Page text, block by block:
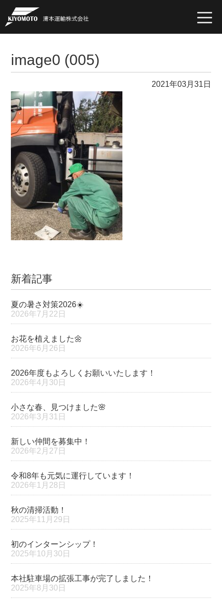
image0 (005)
2021年03月31日
新着記事
夏の暑さ対策2026☀️
2026年7月22日
お花を植えました🌼
2026年6月26日
2026年度もよろしくお願いいたします！
2026年4月30日
小さな春、見つけました🌸
2026年3月31日
新しい仲間を募集中！
2026年2月27日
令和8年も元気に運行しています！
2026年1月28日
秋の清掃活動！
2025年11月29日
初のインターンシップ！
2025年10月30日
本社駐車場の拡張工事が完了しました！
2025年8月30日